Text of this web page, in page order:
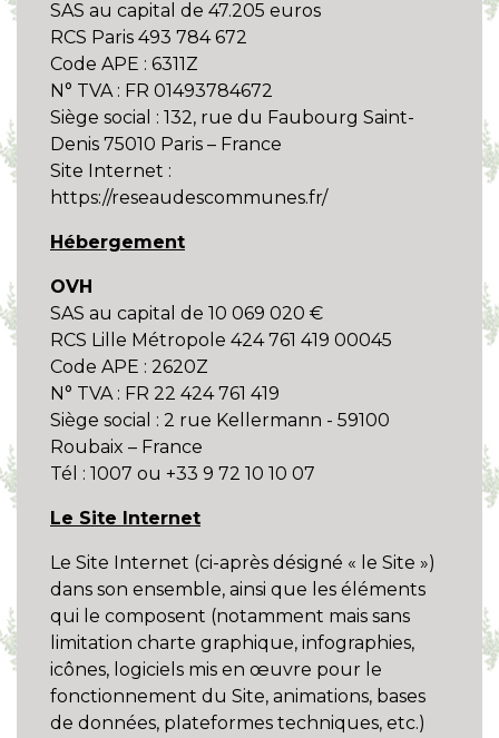
SAS au capital de 47.205 euros
RCS Paris 493 784 672
Code APE : 6311Z
N° TVA : FR 01493784672
Siège social : 132, rue du Faubourg Saint-
Denis 75010 Paris – France
Site Internet :
https://reseaudescommunes.fr/
Hébergement
OVH
SAS au capital de 10 069 020 €
RCS Lille Métropole 424 761 419 00045
Code APE : 2620Z
N° TVA : FR 22 424 761 419
Siège social : 2 rue Kellermann - 59100
Roubaix – France
Tél : 1007 ou +33 9 72 10 10 07
Le Site Internet
Le Site Internet (ci-après désigné « le Site »)
dans son ensemble, ainsi que les éléments
qui le composent (notamment mais sans
limitation charte graphique, infographies,
icônes, logiciels mis en œuvre pour le
fonctionnement du Site, animations, bases
de données, plateformes techniques, etc.)